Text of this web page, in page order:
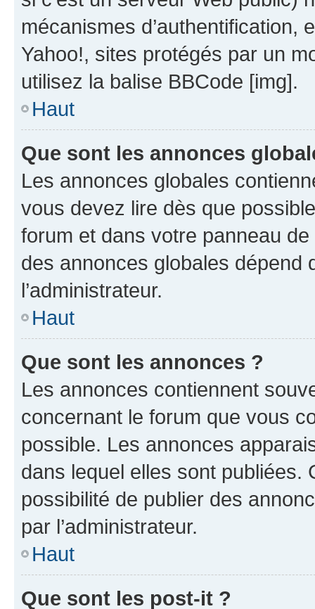
mécanismes d’authentification,
Yahoo!, sites protégés par un
utilisez la balise BBCode [img].
Haut
Que sont les annonces
Les annonces globales
vous devez lire dès que
forum et dans votre panneau
des annonces globales dépend
l’administrateur.
Haut
Que sont les annonces ?
Les annonces contiennent
concernant le forum que vous
possible. Les annonces
dans lequel elles sont publiées.
possibilité de publier des
par l’administrateur.
Haut
Que sont les post-it ?